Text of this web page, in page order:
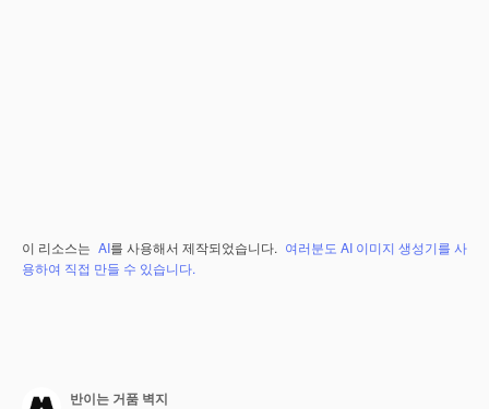
이 리소스는 AI를 사용해서 제작되었습니다. 여러분도 AI 이미지 생성기를 사
용하여 직접 만들 수 있습니다.
반이는 거품 벽지